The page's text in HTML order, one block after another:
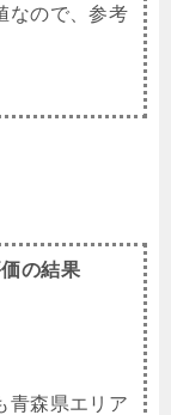
なので、参考
の結果
青森県エリア